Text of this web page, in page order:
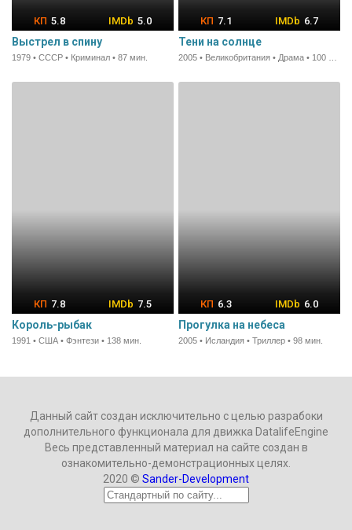
5.8 5.0
Выстрел в спину
1979 • СССР • Криминал • 87 мин.
7.1 6.7
Тени на солнце
2005 • Великобритания • Драма • 100 мин.
7.8 7.5
Король-рыбак
1991 • США • Фэнтези • 138 мин.
6.3 6.0
Прогулка на небеса
2005 • Исландия • Триллер • 98 мин.
Данный сайт создан исключительно с целью разрабоки
дополнительного функционала для движка DatalifeEngine
Весь представленный материал на сайте создан в
ознакомительно-демонстрационных целях.
2020 © Sander-Development